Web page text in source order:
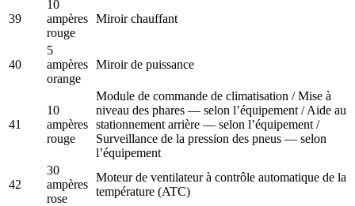
39
10
ampères
rouge
Miroir chauffant
40
5
ampères
orange
Miroir de puissance
41
10
ampères
rouge
Module de commande de climatisation / Mise à
niveau des phares — selon l’équipement / Aide au
stationnement arrière — selon l’équipement /
Surveillance de la pression des pneus — selon
l’équipement
42
30
ampères
rose
Moteur de ventilateur à contrôle automatique de la
température (ATC)